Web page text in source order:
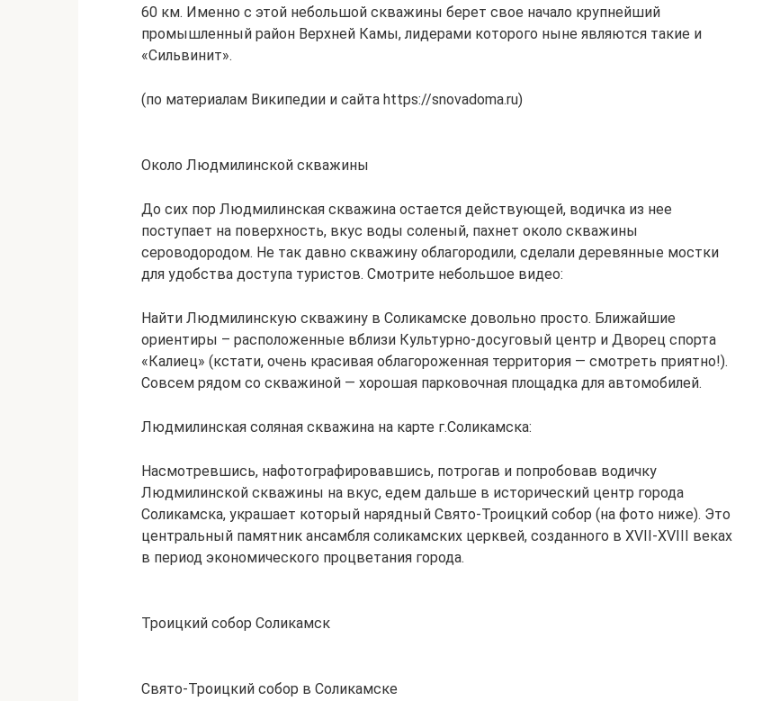
60 км. Именно с этой небольшой скважины берет свое начало крупнейший
промышленный район Верхней Камы, лидерами которого ныне являются такие и
«Сильвинит».
(по материалам Википедии и сайта https://snovadoma.ru)
Около Людмилинской скважины
До сих пор Людмилинская скважина остается действующей, водичка из нее
поступает на поверхность, вкус воды соленый, пахнет около скважины
сероводородом. Не так давно скважину облагородили, сделали деревянные мостки
для удобства доступа туристов. Смотрите небольшое видео:
Найти Людмилинскую скважину в Соликамске довольно просто. Ближайшие
ориентиры – расположенные вблизи Культурно-досуговый центр и Дворец спорта
«Калиец» (кстати, очень красивая облагороженная территория — смотреть приятно!).
Совсем рядом со скважиной — хорошая парковочная площадка для автомобилей.
Людмилинская соляная скважина на карте г.Соликамска:
Насмотревшись, нафотографировавшись, потрогав и попробовав водичку
Людмилинской скважины на вкус, едем дальше в исторический центр города
Соликамска, украшает который нарядный Свято-Троицкий собор (на фото ниже). Это
центральный памятник ансамбля соликамских церквей, созданного в XVII-XVIII веках
в период экономического процветания города.
Троицкий собор Соликамск
Свято-Троицкий собор в Соликамске